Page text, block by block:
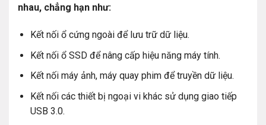
nhau, chẳng hạn như:
Kết nối ổ cứng ngoài để lưu trữ dữ liệu.
Kết nối ổ SSD để nâng cấp hiệu năng máy tính.
Kết nối máy ảnh, máy quay phim để truyền dữ liệu.
Kết nối các thiết bị ngoại vi khác sử dụng giao tiếp
USB 3.0.